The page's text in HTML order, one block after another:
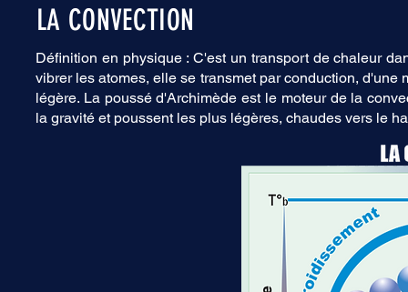
LA CONVECTION
Définition en physique : C'est un transport de chaleur
vibrer les atomes, elle se transmet par conduction,
légère. La poussé d'Archimède est le moteur de la
la gravité et poussent les plus légères, chaudes vers le